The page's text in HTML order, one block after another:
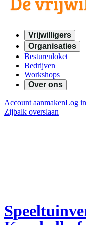
Vrijwilligers
Organisaties
Besturenloket
Bedrijven
Workshops
Over ons
Account aanmakenLog in
Zijbalk overslaan